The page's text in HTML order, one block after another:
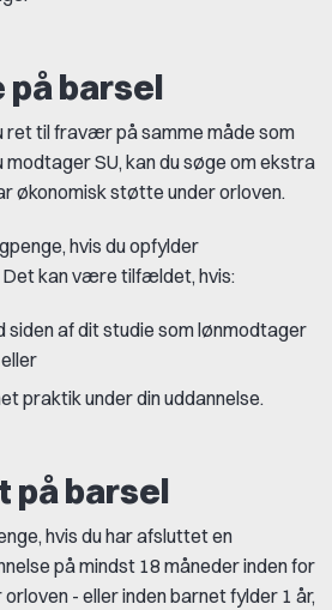
på barsel
ret til fravær på samme måde som
SU, kan du søge om ekstra
økonomisk støtte under orloven.
hvis du opfylder
kan være tilfældet, hvis:
siden af dit studie som lønmodtager
praktik under din uddannelse.
på barsel
hvis du har afsluttet en
på mindst 18 måneder inden for
- eller inden barnet fylder 1 år,